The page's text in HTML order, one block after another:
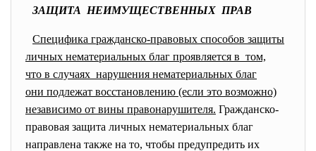
ЗАЩИТА НЕИМУЩЕСТВЕННЫХ ПРАВ
Специфика гражданско-правовых способов защиты
личных нематериальных благ проявляется в том,
что в случаях нарушения нематериальных благ
они подлежат восстановлению (если это возможно)
независимо от вины правонарушителя. Гражданско-
правовая защита личных нематериальных благ
направлена также на то, чтобы предупредить их